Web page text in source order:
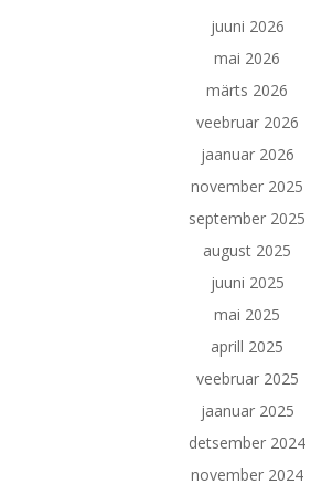
juuni 2026
mai 2026
märts 2026
veebruar 2026
jaanuar 2026
november 2025
september 2025
august 2025
juuni 2025
mai 2025
aprill 2025
veebruar 2025
jaanuar 2025
detsember 2024
november 2024